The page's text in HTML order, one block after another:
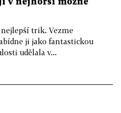
v nejhorší možné
trik. Vezme
ji jako fantastickou
udělala v...